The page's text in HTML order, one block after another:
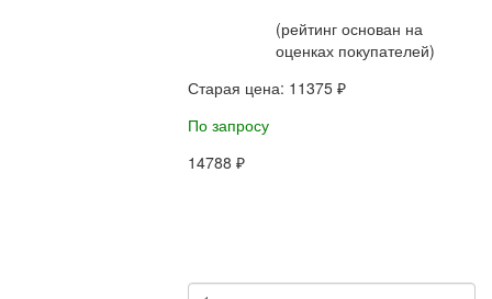
(рейтинг основан на
оценках покупателей)
Старая цена: 11375 ₽
По запросу
14788 ₽